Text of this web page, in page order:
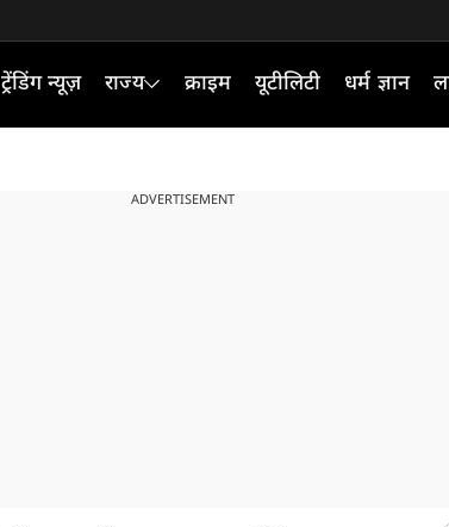
ट्रेंडिंग न्यूज़ राज्य क्राइम यूटीलिटी धर्म ज्ञान
ADVERTISEMENT